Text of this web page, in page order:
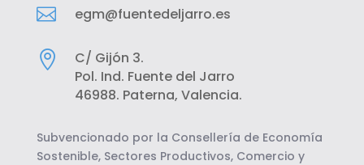
 egm@fuentedeljarro.es

C/ Gijón 3.
Pol. Ind. Fuente del Jarro
46988. Paterna, Valencia.
Subvencionado por la Consellería de Economía
Sostenible, Sectores Productivos, Comercio y